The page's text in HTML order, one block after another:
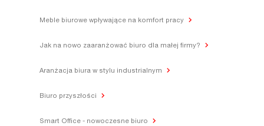
Meble biurowe wpływające na komfort pracy
Jak na nowo zaaranżować biuro dla małej firmy?
Aranżacja biura w stylu industrialnym
Biuro przyszłości
Smart Office - nowoczesne biuro